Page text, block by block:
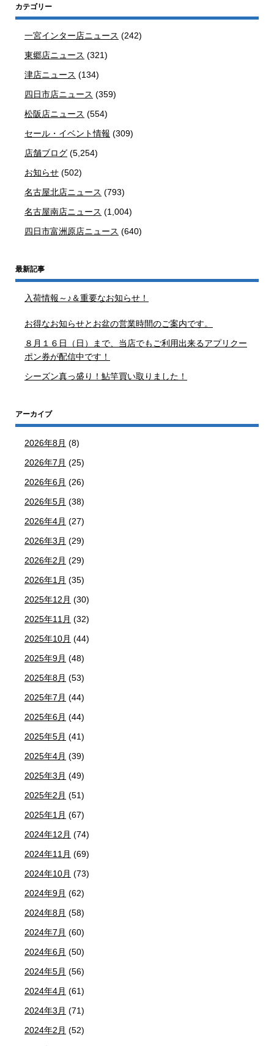
カテゴリー
一宮インター店ニュース (242)
東郷店ニュース (321)
津店ニュース (134)
四日市店ニュース (359)
松阪店ニュース (554)
セール・イベント情報 (309)
店舗ブログ (5,254)
お知らせ (502)
名古屋北店ニュース (793)
名古屋南店ニュース (1,004)
四日市富洲原店ニュース (640)
最新記事
入荷情報～♪＆重要なお知らせ！
お得なお知らせとお盆の営業時間のご案内です。
８月１６日（日）まで、当店でもご利用出来るアプリクー
ポン券が配信中です！
シーズン真っ盛り！鮎竿買い取りました！
アーカイブ
2026年8月 (8)
2026年7月 (25)
2026年6月 (26)
2026年5月 (38)
2026年4月 (27)
2026年3月 (29)
2026年2月 (29)
2026年1月 (35)
2025年12月 (30)
2025年11月 (32)
2025年10月 (44)
2025年9月 (48)
2025年8月 (53)
2025年7月 (44)
2025年6月 (44)
2025年5月 (41)
2025年4月 (39)
2025年3月 (49)
2025年2月 (51)
2025年1月 (67)
2024年12月 (74)
2024年11月 (69)
2024年10月 (73)
2024年9月 (62)
2024年8月 (58)
2024年7月 (60)
2024年6月 (50)
2024年5月 (56)
2024年4月 (61)
2024年3月 (71)
2024年2月 (52)